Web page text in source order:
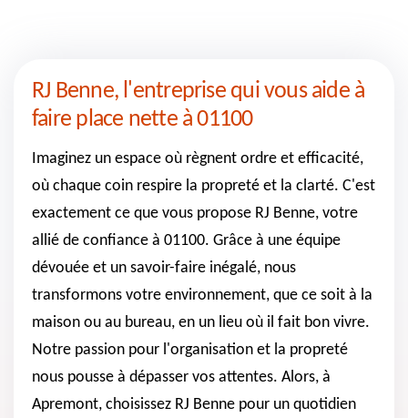
RJ Benne, l'entreprise qui vous aide à
faire place nette à 01100
Imaginez un espace où règnent ordre et efficacité,
où chaque coin respire la propreté et la clarté. C'est
exactement ce que vous propose RJ Benne, votre
allié de confiance à 01100. Grâce à une équipe
dévouée et un savoir-faire inégalé, nous
transformons votre environnement, que ce soit à la
maison ou au bureau, en un lieu où il fait bon vivre.
Notre passion pour l'organisation et la propreté
nous pousse à dépasser vos attentes. Alors, à
Apremont, choisissez RJ Benne pour un quotidien